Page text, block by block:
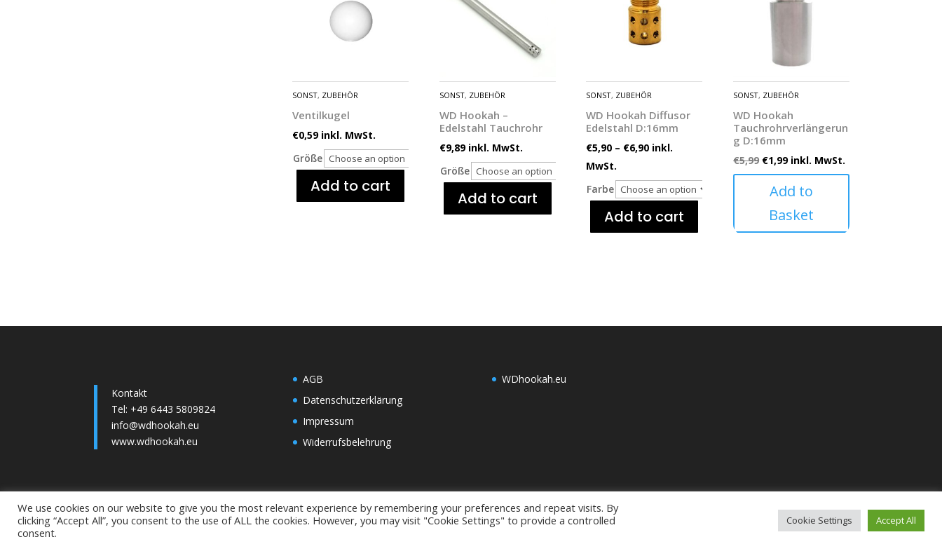
SONST, ZUBEHÖR
Ventilkugel
€0,59 inkl. MwSt.
Größe
Add to cart
SONST, ZUBEHÖR
WD Hookah –
Edelstahl Tauchrohr
€9,89 inkl. MwSt.
Größe
Add to cart
SONST, ZUBEHÖR
WD Hookah Diffusor
Edelstahl D:16mm
€5,90 – €6,90 inkl.
MwSt.
Farbe
Add to cart
SONST, ZUBEHÖR
WD Hookah
Tauchrohrverlängerun
g D:16mm
€5,99 €1,99 inkl. MwSt.
Add to
Basket
Kontakt
Tel: +49 6443 5809824
info@wdhookah.eu
www.wdhookah.eu
AGB
Datenschutzerklärung
Impressum
Widerrufsbelehrung
WDhookah.eu
©2022 Elegant W & W Gmbh. Alle Rechte vorbehalten.
We use cookies on our website to give you the most relevant experience by remembering your preferences and repeat visits. By
clicking “Accept All”, you consent to the use of ALL the cookies. However, you may visit "Cookie Settings" to provide a controlled
consent.
Cookie Settings Accept All